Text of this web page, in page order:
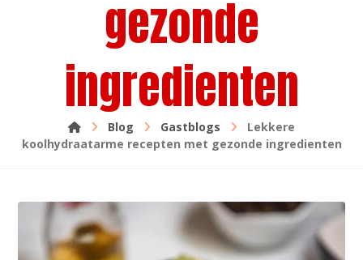
gezonde
ingredienten
Blog Gastblogs
Lekkere
koolhydraatarme recepten met gezonde ingredienten